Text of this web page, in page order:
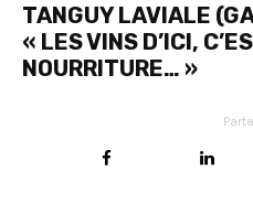
TANGUY LAVIALE
« LES VINS D’ICI,
NOURRITURE… »